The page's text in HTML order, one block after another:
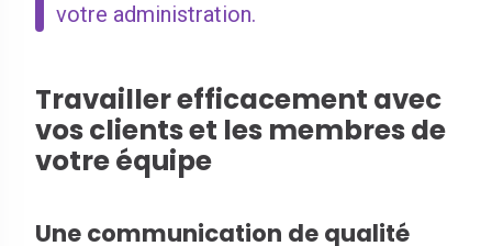
votre administration.
Travailler efficacement avec
vos clients et les membres de
votre équipe
Une communication de qualité